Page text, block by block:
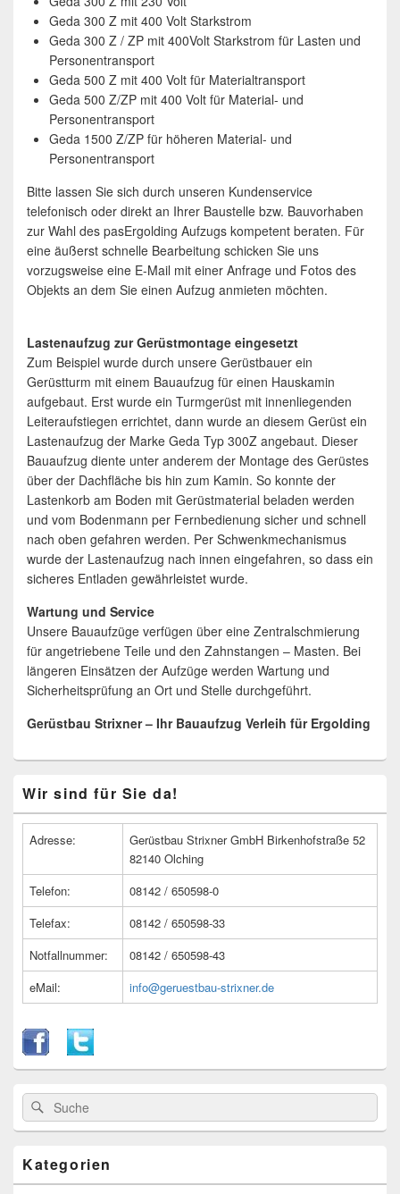
Geda 300 Z mit 400 Volt Starkstrom
Geda 300 Z / ZP mit 400Volt Starkstrom für Lasten und
Personentransport
Geda 500 Z mit 400 Volt für Materialtransport
Geda 500 Z/ZP mit 400 Volt für Material- und
Personentransport
Geda 1500 Z/ZP für höheren Material- und
Personentransport
Bitte lassen Sie sich durch unseren Kundenservice
telefonisch oder direkt an Ihrer Baustelle bzw. Bauvorhaben
zur Wahl des pasErgolding Aufzugs kompetent beraten. Für
eine äußerst schnelle Bearbeitung schicken Sie uns
vorzugsweise eine E-Mail mit einer Anfrage und Fotos des
Objekts an dem Sie einen Aufzug anmieten möchten.
Lastenaufzug zur Gerüstmontage eingesetzt
Zum Beispiel wurde durch unsere Gerüstbauer ein
Gerüstturm mit einem Bauaufzug für einen Hauskamin
aufgebaut. Erst wurde ein Turmgerüst mit innenliegenden
Leiteraufstiegen errichtet, dann wurde an diesem Gerüst ein
Lastenaufzug der Marke Geda Typ 300Z angebaut. Dieser
Bauaufzug diente unter anderem der Montage des Gerüstes
über der Dachfläche bis hin zum Kamin. So konnte der
Lastenkorb am Boden mit Gerüstmaterial beladen werden
und vom Bodenmann per Fernbedienung sicher und schnell
nach oben gefahren werden. Per Schwenkmechanismus
wurde der Lastenaufzug nach innen eingefahren, so dass ein
sicheres Entladen gewährleistet wurde.
Wartung und Service
Unsere Bauaufzüge verfügen über eine Zentralschmierung
für angetriebene Teile und den Zahnstangen – Masten. Bei
längeren Einsätzen der Aufzüge werden Wartung und
Sicherheitsprüfung an Ort und Stelle durchgeführt.
Gerüstbau Strixner – Ihr Bauaufzug Verleih für Ergolding
Seitenleisten
Widget-
Wir sind für Sie da!
Adresse:
Gerüstbau Strixner GmbH Birkenhofstraße 52
82140 Olching
Telefon:
08142 / 650598-0
Telefax:
08142 / 650598-33
Notfallnummer:
08142 / 650598-43
eMail:
info@geruestbau-strixner.de
Suche
nach:
Suche
Kategorien